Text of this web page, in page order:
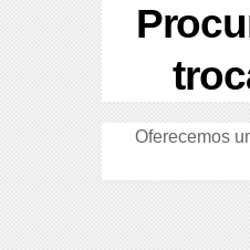
Oferecemos